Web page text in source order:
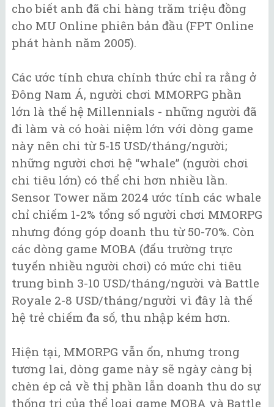
cho biết anh đã chi hàng trăm triệu đồng
cho MU Online phiên bản đầu (FPT Online
phát hành năm 2005).
Các ước tính chưa chính thức chỉ ra rằng ở
Đông Nam Á, người chơi MMORPG phần
lớn là thế hệ Millennials - những người đã
đi làm và có hoài niệm lớn với dòng game
này nên chi từ 5-15 USD/tháng/người;
những người chơi hệ “whale” (người chơi
chi tiêu lớn) có thể chi hơn nhiều lần.
Sensor Tower năm 2024 ước tính các whale
chỉ chiếm 1-2% tổng số người chơi MMORPG
nhưng đóng góp doanh thu từ 50-70%. Còn
các dòng game MOBA (đấu trường trực
tuyến nhiều người chơi) có mức chi tiêu
trung bình 3-10 USD/tháng/người và Battle
Royale 2-8 USD/tháng/người vì đây là thế
hệ trẻ chiếm đa số, thu nhập kém hơn.
Hiện tại, MMORPG vẫn ổn, nhưng trong
tương lai, dòng game này sẽ ngày càng bị
chèn ép cả về thị phần lẫn doanh thu do sự
thống trị của thể loại game MOBA và Battle